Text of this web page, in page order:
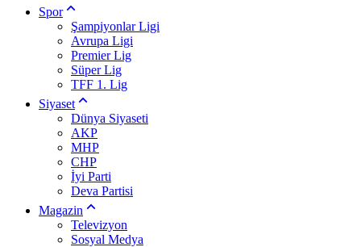
Spor
Şampiyonlar Ligi
Avrupa Ligi
Premier Lig
Süper Lig
TFF 1. Lig
Siyaset
Dünya Siyaseti
AKP
MHP
CHP
İyi Parti
Deva Partisi
Magazin
Televizyon
Sosyal Medya